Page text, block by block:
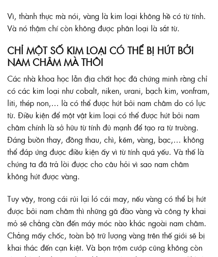
Vì, thành thực mà nói, vàng là kim loại không hề có từ tính.
Và nó thậm chí còn không được phân loại là sắt từ.
CHỈ MỘT SỐ KIM LOẠI CÓ THỂ BỊ HÚT BỞI
NAM CHÂM MÀ THÔI
Các nhà khoa học lẫn địa chất học đã chứng minh rằng chỉ
có các kim loại như cobalt, niken, urani, bạch kim, vonfram,
liti, thép non,… là có thể được hút bởi nam châm do có lực
từ. Điều kiện để một vật kim loại có thể được hút bởi nam
châm chính là sở hữu từ tính đủ mạnh để tạo ra từ trường.
Đáng buồn thay, đồng thau, chì, kẽm, vàng, bạc,… không
thể đáp ứng được điều kiện ấy vì từ tính quá yếu. Và thế là
chúng ta đã trả lời được cho câu hỏi vì sao nam châm
không hút được vàng.
Tuy vậy, trong cái rủi lại ló cái may, nếu vàng có thể bị hút
được bởi nam châm thì những gã đào vàng và công ty khai
mỏ sẽ chẳng cần đến máy móc nào khác ngoài nam châm.
Chẳng mấy chốc, toàn bộ trữ lượng vàng trên thế giới sẽ bị
khai thác đến cạn kiệt. Và bọn trộm cướp cũng không còn